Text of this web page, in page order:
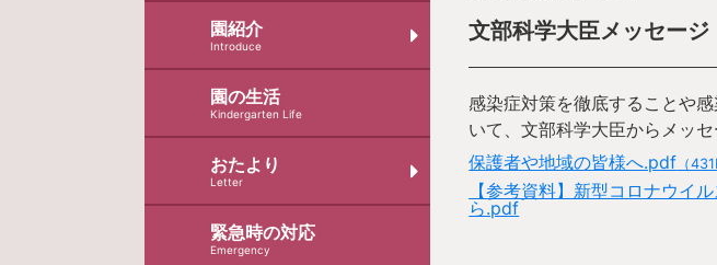
園紹介
Introduce
園の生活
Kindergarten Life
おたより
Letter
緊急時の対応
Emergency
文部科学大臣メッセージ
感染症対策を徹底することや
いて、文部科学大臣からメッセ
保護者や地域の皆様へ.pdf （
【参考資料】新型コロナウイ
ら.pdf